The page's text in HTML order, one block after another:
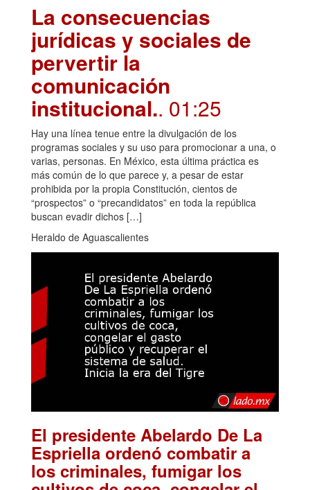
La consecuencias
jurídicas y sociales de
pervertir la
comunicación
institucional.. 01:25
Hay una línea tenue entre la divulgación de los
programas sociales y su uso para promocionar a una, o
varias, personas. En México, esta última práctica es
más común de lo que parece y, a pesar de estar
prohibida por la propia Constitución, cientos de
“prospectos” o “precandidatos” en toda la república
buscan evadir dichos […]
Heraldo de Aguascalientes
El presidente Abelardo De La
Espriella ordenó combatir a
los criminales, fumigar los